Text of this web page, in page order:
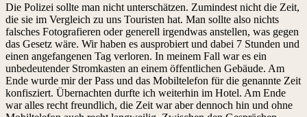
Die Polizei sollte man nicht unterschätzen. Zumindest nicht die Zeit,
die sie im Vergleich zu uns Touristen hat. Man sollte also nichts
falsches Fotografieren oder generell irgendwas anstellen, was gegen
das Gesetz wäre. Wir haben es ausprobiert und dabei 7 Stunden und
einen angefangenen Tag verloren. In meinem Fall war es ein
unbedeutender Stromkasten an einem öffentlichen Gebäude. Am
Ende wurde mir der Pass und das Mobiltelefon für die genannte Zeit
konfisziert. Übernachten durfte ich weiterhin im Hotel. Am Ende
war alles recht freundlich, die Zeit war aber dennoch hin und ohne